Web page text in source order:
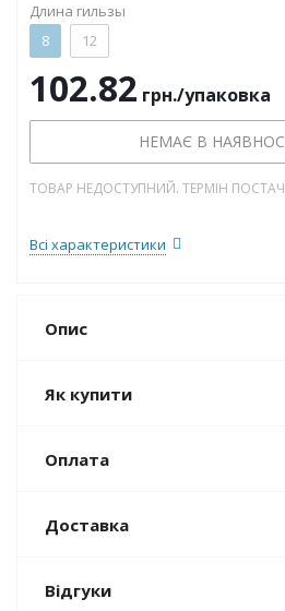
Длина гильзы
8
12
102.82 грн./упаковка
НЕМАЄ В
ТОВАР НЕДОСТУПНИЙ. ТЕРМІН
Всі характеристики
Опис
Як купити
Оплата
Доставка
Відгуки